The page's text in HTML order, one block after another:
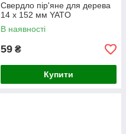
Свердло пір'яне для дерева
14 х 152 мм YATO
В наявності
59 ₴
Купити